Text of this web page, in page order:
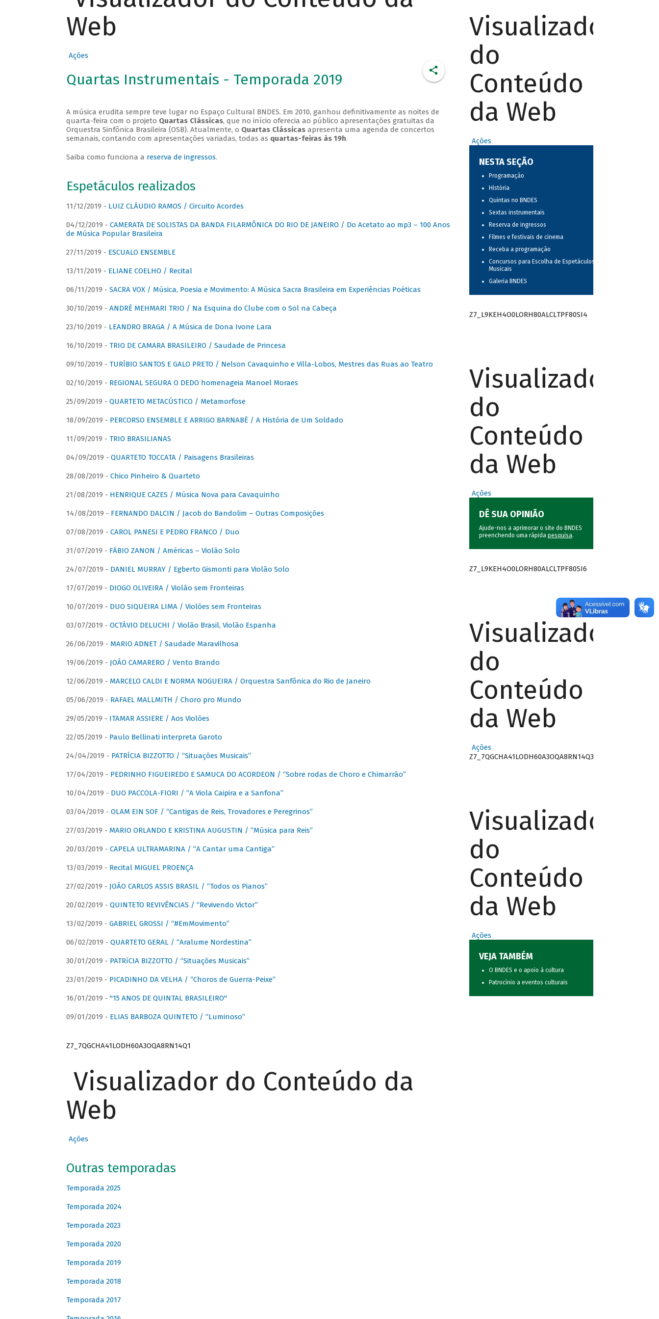
Web
Ações
Quartas Instrumentais - Temporada 2019
A música erudita sempre teve lugar no Espaço Cultural BNDES. Em 2010, ganhou definitivamente as noites de
quarta-feira com o projeto Quartas Clássicas, que no início oferecia ao público apresentações gratuitas da
Orquestra Sinfônica Brasileira (OSB). Atualmente, o Quartas Clássicasapresenta uma agenda de concertos
semanais, contando com apresentações variadas, todas as quartas-feiras às 19h.
Saiba como funciona a reserva de ingressos.
Espetáculos realizados
11/12/2019 - LUIZ CLÁUDIO RAMOS / Circuito Acordes
04/12/2019 - CAMERATA DE SOLISTAS DA BANDA FILARMÔNICA DO RIO DE JANEIRO / Do Acetato ao mp3 – 100 Anos
de Música Popular Brasileira
27/11/2019 - ESCUALO ENSEMBLE
13/11/2019 - ELIANE COELHO / Recital
06/11/2019 - SACRA VOX / Música, Poesia e Movimento: A Música Sacra Brasileira em Experiências Poéticas
30/10/2019 - ANDRÉ MEHMARI TRIO / Na Esquina do Clube com o Sol na Cabeça
23/10/2019 - LEANDRO BRAGA / A Música de Dona Ivone Lara
16/10/2019 - TRIO DE CAMARA BRASILEIRO / Saudade de Princesa
09/10/2019 - TURÍBIO SANTOS E GALO PRETO / Nelson Cavaquinho e Villa-Lobos, Mestres das Ruas ao Teatro
02/10/2019 - REGIONAL SEGURA O DEDO homenageia Manoel Moraes
25/09/2019 - QUARTETO METACÚSTICO / Metamorfose
18/09/2019 - PERCORSO ENSEMBLE E ARRIGO BARNABÈ / A História de Um Soldado
11/09/2019 - TRIO BRASILIANAS
04/09/2019 - QUARTETO TOCCATA / Paisagens Brasileiras
28/08/2019 - Chico Pinheiro & Quarteto
21/08/2019 - HENRIQUE CAZES / Música Nova para Cavaquinho
14/08/2019 - FERNANDO DALCIN / Jacob do Bandolim – Outras Composições
07/08/2019 - CAROL PANESI E PEDRO FRANCO / Duo
31/07/2019 - FÁBIO ZANON / Américas – Violão Solo
24/07/2019 - DANIEL MURRAY / Egberto Gismonti para Violão Solo
17/07/2019 - DIOGO OLIVEIRA / Violão sem Fronteiras
10/07/2019 - DUO SIQUEIRA LIMA / Violões sem Fronteiras
03/07/2019 - OCTÁVIO DELUCHI / Violão Brasil, Violão Espanha
26/06/2019 - MARIO ADNET / Saudade Maravilhosa
19/06/2019 - JOÃO CAMARERO / Vento Brando
12/06/2019 - MARCELO CALDI E NORMA NOGUEIRA / Orquestra Sanfônica do Rio de Janeiro
05/06/2019 - RAFAEL MALLMITH / Choro pro Mundo
29/05/2019 - ITAMAR ASSIERE / Aos Violões
22/05/2019 - Paulo Bellinati interpreta Garoto
24/04/2019 - PATRÍCIA BIZZOTTO / “Situações Musicais”
17/04/2019 - PEDRINHO FIGUEIREDO E SAMUCA DO ACORDEON / “Sobre rodas de Choro e Chimarrão”
10/04/2019 - DUO PACCOLA-FIORI / “A Viola Caipira e a Sanfona”
03/04/2019 - OLAM EIN SOF / “Cantigas de Reis, Trovadores e Peregrinos”
27/03/2019 - MARIO ORLANDO E KRISTINA AUGUSTIN / “Música para Reis”
20/03/2019 - CAPELA ULTRAMARINA / “A Cantar uma Cantiga”
13/03/2019 - Recital MIGUEL PROENÇA
27/02/2019 - JOÃO CARLOS ASSIS BRASIL / “Todos os Pianos”
20/02/2019 - QUINTETO REVIVÊNCIAS / “Revivendo Victor”
13/02/2019 - GABRIEL GROSSI / “#EmMovimento”
06/02/2019 - QUARTETO GERAL / “Aralume Nordestina”
30/01/2019 - PATRíCIA BIZZOTTO / “Situações Musicais”
23/01/2019 - PICADINHO DA VELHA / “Choros de Guerra-Peixe”
16/01/2019 - "15 ANOS DE QUINTAL BRASILEIRO"
09/01/2019 - ELIAS BARBOZA QUINTETO / “Luminoso”
Z7_7QGCHA41LODH60A3OQA8RN14Q1
Visualizador do Conteúdo da
Web
Ações
Outras temporadas
Temporada 2025
Temporada 2024
Temporada 2023
Temporada 2020
Temporada 2019
Temporada 2018
Temporada 2017
Visualizador
do
Conteúdo
da Web
Ações
NESTA SEÇÃO
Programação
História
Quintas no BNDES
Sextas instrumentais
Reserva de ingressos
Filmes e festivais de cinema
Receba a programação
Concursos para Escolha de Espetáculos
Musicais
Galeria BNDES
Z7_L9KEH4O0LORH80ALCLTPF80SI4
Visualizador
do
Conteúdo
da Web
Ações
DÊ SUA OPINIÃO
Ajude-nos a aprimorar o site do BNDES
preenchendo uma rápida pesquisa.
Z7_L9KEH4O0LORH80ALCLTPF80SI6
Visualizador
do
Conteúdo
da Web
Ações
Z7_7QGCHA41LODH60A3OQA8RN14Q3
Visualizador
do
Conteúdo
da Web
Ações
VEJA TAMBÉM
O BNDES e o apoio à cultura
Patrocínio a eventos culturais